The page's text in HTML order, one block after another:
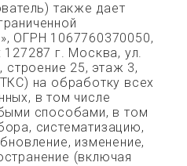
также дает
ОГРН 1067760370050,
г. Москва, ул.
25, этаж 3,
на обработку всех
в том числе
способами, в том
систематизацию,
изменение,
(включая